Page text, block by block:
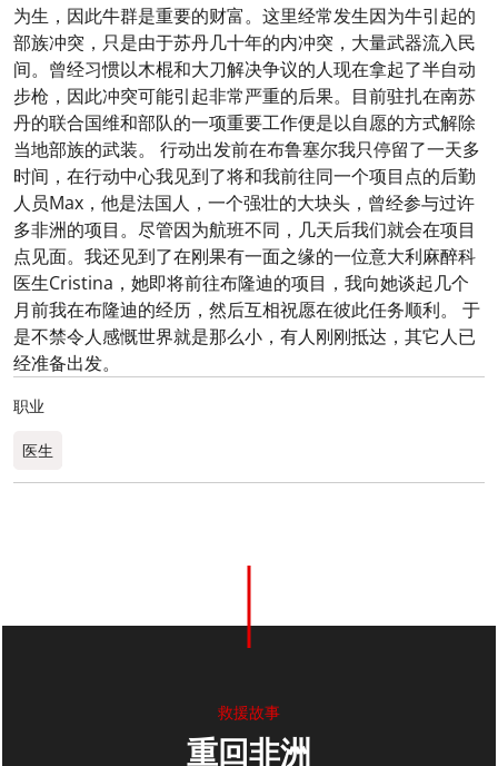
为生，因此牛群是重要的财富。这里经常发生因为牛引起的
部族冲突，只是由于苏丹几十年的内冲突，大量武器流入民
间。曾经习惯以木棍和大刀解决争议的人现在拿起了半自动
步枪，因此冲突可能引起非常严重的后果。目前驻扎在南苏
丹的联合国维和部队的一项重要工作便是以自愿的方式解除
当地部族的武装。 行动出发前在布鲁塞尔我只停留了一天多
时间，在行动中心我见到了将和我前往同一个项目点的后勤
人员Max，他是法国人，一个强壮的大块头，曾经参与过许
多非洲的项目。尽管因为航班不同，几天后我们就会在项目
点见面。我还见到了在刚果有一面之缘的一位意大利麻醉科
医生Cristina，她即将前往布隆迪的项目，我向她谈起几个
月前我在布隆迪的经历，然后互相祝愿在彼此任务顺利。 于
是不禁令人感慨世界就是那么小，有人刚刚抵达，其它人已
经准备出发。
职业
医生
救援故事
重回非洲